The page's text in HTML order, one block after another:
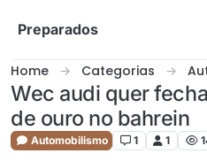
Preparados
Home Categorias
Wec audi quer
de ouro no bahrein
Automobilismo 1 1